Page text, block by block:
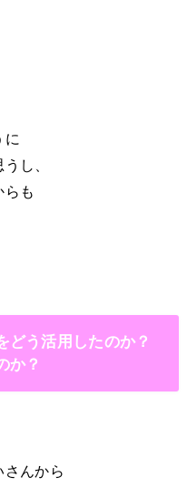
に
し、
らも
どう活用したのか？
か？
さんから